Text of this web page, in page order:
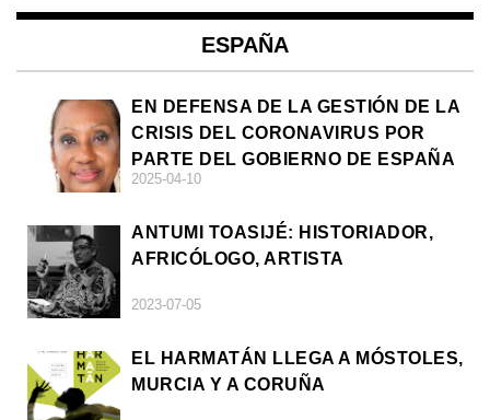
ESPAÑA
EN DEFENSA DE LA GESTIÓN DE LA
CRISIS DEL CORONAVIRUS POR
PARTE DEL GOBIERNO DE ESPAÑA
2025-04-10
ANTUMI TOASIJÉ: HISTORIADOR,
AFRICÓLOGO, ARTISTA
2023-07-05
EL HARMATÁN LLEGA A MÓSTOLES,
MURCIA Y A CORUÑA